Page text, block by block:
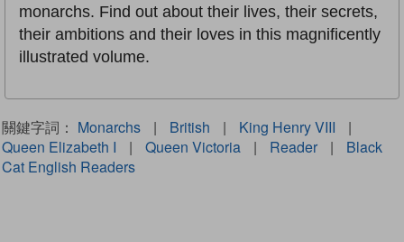
monarchs. Find out about their lives, their secrets,
their ambitions and their loves in this magnificently
illustrated volume.
關鍵字詞： Monarchs | British | King Henry VIII
|
Queen Elizabeth I
| Queen Victoria | Reader |
Black
Cat English Readers